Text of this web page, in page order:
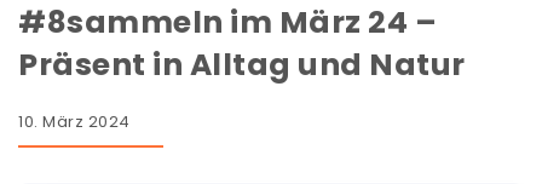
#8sammeln im März 24 –
Präsent in Alltag und Natur
10. März 2024